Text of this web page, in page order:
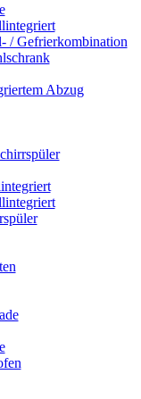
/ Gefrierkombination
Abzug